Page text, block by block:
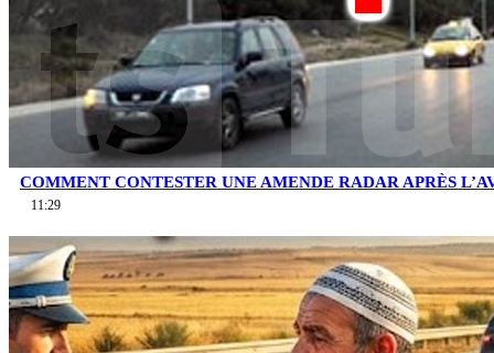
COMMENT CONTESTER UNE AMENDE RADAR APRÈS
11:29